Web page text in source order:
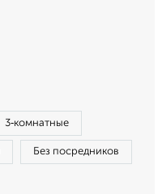
3‑комнатные
Без посредников